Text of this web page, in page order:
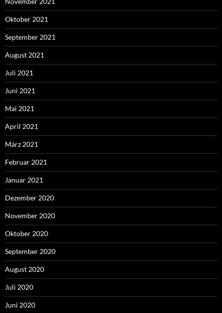
Oktober 2021
September 2021
August 2021
Juli 2021
Juni 2021
Mai 2021
April 2021
März 2021
Februar 2021
Januar 2021
Dezember 2020
November 2020
Oktober 2020
September 2020
August 2020
Juli 2020
Juni 2020